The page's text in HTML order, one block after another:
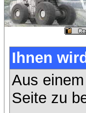
Ihnen
Aus
Seite zu